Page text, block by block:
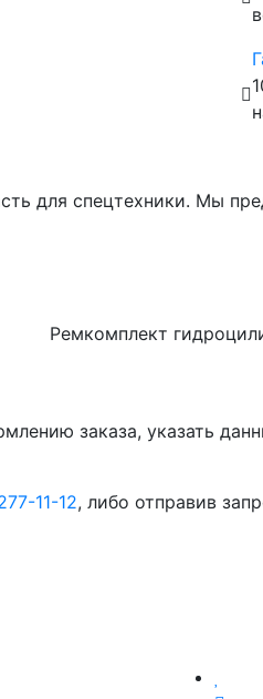
для спецтехники. Мы
Ремкомплект
заказа, указать
11-12, либо отправив